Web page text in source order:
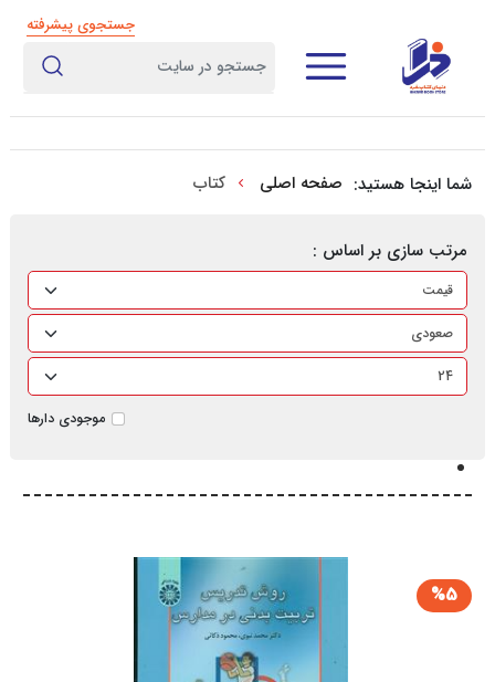
جستجوی پیشرفته
شما اینجا هستید: صفحه اصلی کتاب
مرتب سازی بر اساس :
موجودی دارها
%5